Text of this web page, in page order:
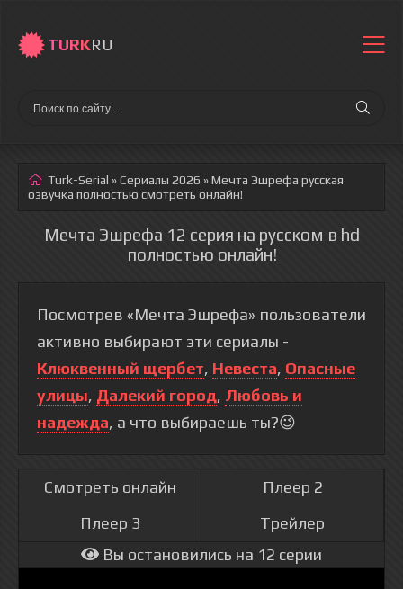
TURKRU
Turk-Serial »Сериалы 2026 » Мечта Эшрефа русская
озвучка полностью смотреть онлайн!
Мечта Эшрефа 12 серия на русском в hd
полностью онлайн!
Посмотрев «Мечта Эшрефа» пользователи
активно выбирают эти сериалы -
Клюквенный щербет, Невеста, Опасные
улицы, Далекий город, Любовь и
надежда, а что выбираешь ты?😉
Смотреть онлайн
Плеер 2
Плеер 3
Трейлер
Вы остановились на 12 серии